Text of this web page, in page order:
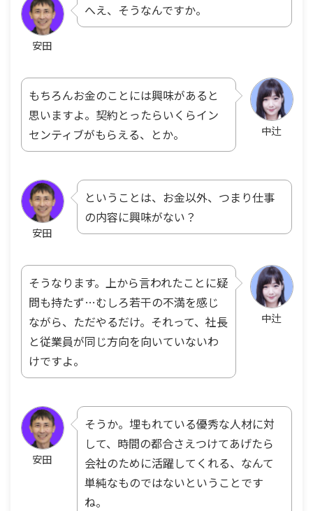
安田
へえ、そうなんですか。
中辻
もちろんお金のことには興味があると
思いますよ。契約とったらいくらイン
センティブがもらえる、とか。
安田
ということは、お金以外、つまり仕事
の内容に興味がない？
中辻
そうなります。上から言われたことに疑
問も持たず…むしろ若干の不満を感じ
ながら、ただやるだけ。それって、社長
と従業員が同じ方向を向いていないわ
けですよ。
安田
そうか。埋もれている優秀な人材に対
して、時間の都合さえつけてあげたら
会社のために活躍してくれる、なんて
単純なものではないということです
ね。